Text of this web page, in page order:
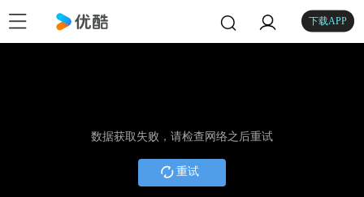
下载APP
数据获取失败，请检查网络之后重试
重试